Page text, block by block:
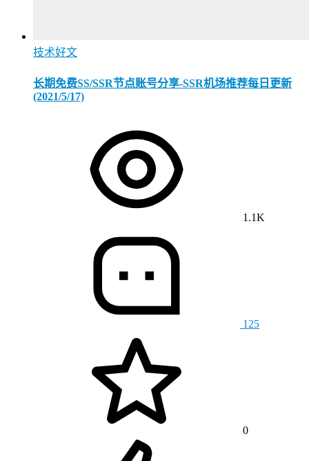
技术好文
长期免费SS/SSR节点账号分享-SSR机场推荐每日更新
(2021/5/17)
1.1K
125
0